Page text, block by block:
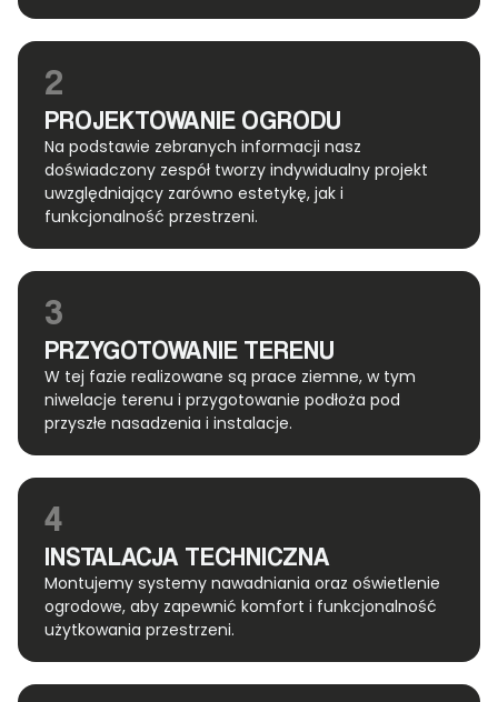
2
PROJEKTOWANIE OGRODU
Na podstawie zebranych informacji nasz
doświadczony zespół tworzy indywidualny projekt
uwzględniający zarówno estetykę, jak i
funkcjonalność przestrzeni.
3
PRZYGOTOWANIE TERENU
W tej fazie realizowane są prace ziemne, w tym
niwelacje terenu i przygotowanie podłoża pod
przyszłe nasadzenia i instalacje.
4
INSTALACJA TECHNICZNA
Montujemy systemy nawadniania oraz oświetlenie
ogrodowe, aby zapewnić komfort i funkcjonalność
użytkowania przestrzeni.